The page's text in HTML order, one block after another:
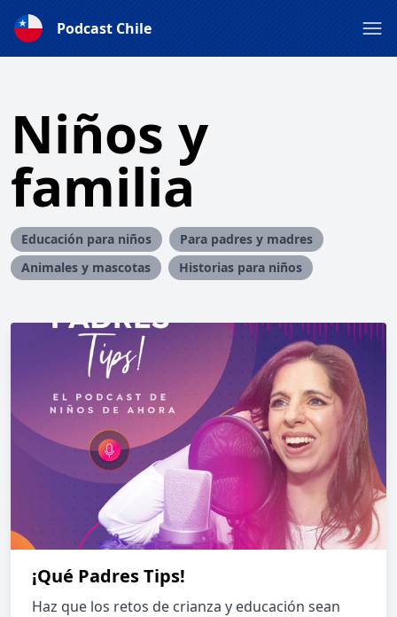
Podcast Chile
Niños y
familia
Educación para niños
Para padres y madres
Animales y mascotas
Historias para niños
¡Qué Padres Tips!
Haz que los retos de crianza y educación sean